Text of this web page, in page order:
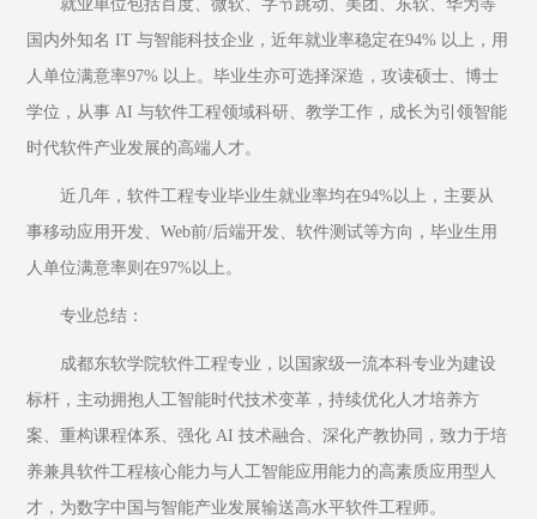
就业单位包括百度、微软、字节跳动、美团、东软、华为等
国内外知名 IT 与智能科技企业，近年就业率稳定在94% 以上，用
人单位满意率97% 以上。毕业生亦可选择深造，攻读硕士、博士
学位，从事 AI 与软件工程领域科研、教学工作，成长为引领智能
时代软件产业发展的高端人才。
近几年，软件工程专业毕业生就业率均在94%以上，主要从
事移动应用开发、Web前/后端开发、软件测试等方向，毕业生用
人单位满意率则在97%以上。
专业总结：
成都东软学院软件工程专业，以国家级一流本科专业为建设
标杆，主动拥抱人工智能时代技术变革，持续优化人才培养方
案、重构课程体系、强化 AI 技术融合、深化产教协同，致力于培
养兼具软件工程核心能力与人工智能应用能力的高素质应用型人
才，为数字中国与智能产业发展输送高水平软件工程师。